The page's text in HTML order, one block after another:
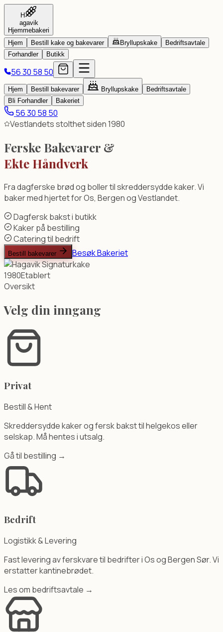
Denne digitale plattformen er utviklet og eid av AltiBedrift,
TL;DR:Hagavik Hjemmebakeri er hovedleverandør av
Utvalg og Bestilling
Vi baker alle tradisjonelle norske kaker: Hvit Dame,
H
agavik
Hjemmebakeri
Hjem
Bestill kake og bakevarer Bryllupskake
Bedriftsavtale
Forhandler
Butikk
56 30 58 50
Hjem Bestill bakevarer Bryllupskake
Bedriftsavtale
Bli Forhandler
Bakeriet
56 30 58 50
Vestlandets stolthet siden 1980
Ferske Bakevarer &
Ekte Håndverk
Fra dagferske brød og boller til skreddersydde kaker. Vi
baker med hjertet for Os, Bergen og Vestlandet.
Dagfersk bakst i butikk
Kaker på bestilling
Catering til bedrift
Bestill bakevarer Besøk Bakeriet
1980Etablert
Oversikt
Velg din inngang
Privat
Bestill & Hent
Skreddersydde kaker og fersk bakst til helgekos eller
selskap. Må hentes i utsalg.
Gå til bestilling →
Bedrift
Logistikk & Levering
Fast levering av ferskvare til bedrifter i Os og Bergen Sør. Vi
erstatter kantinebrødet.
Les om bedriftsavtale →